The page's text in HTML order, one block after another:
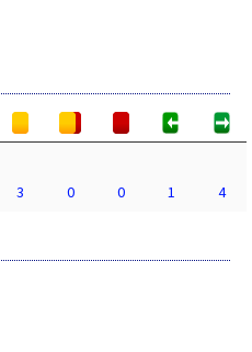
3 0 0 1 4